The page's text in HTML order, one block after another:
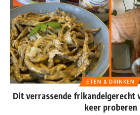
ETEN & DRINKEN
Dit verrassende frikandelgerecht
keer proberen